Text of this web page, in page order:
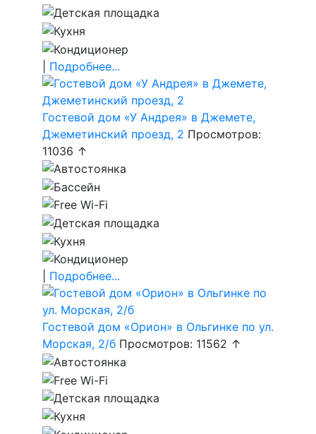
Подробнее...
Гостевой дом «У Андрея» в Джемете,
Джеметинский проезд, 2 Просмотров:
11036 ↑
Подробнее...
Гостевой дом «Орион» в Ольгинке по ул.
Морская, 2/б Просмотров: 11562 ↑